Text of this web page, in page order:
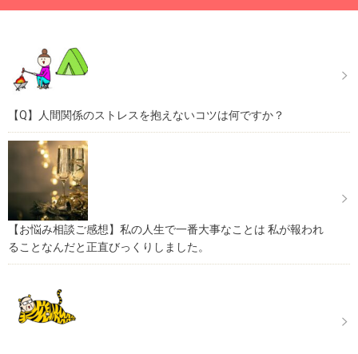
【Q】人間関係のストレスを抱えないコツは何ですか？
【お悩み相談ご感想】私の人生で一番大事なことは 私が報われ
ることなんだと正直びっくりしました。